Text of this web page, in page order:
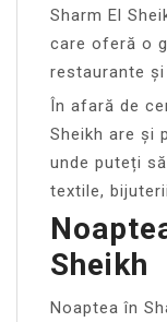
Sharm El
care oferă o
restaurante și
În afară de
Sheikh are și
unde puteți
textile,
Sheikh
Noaptea în